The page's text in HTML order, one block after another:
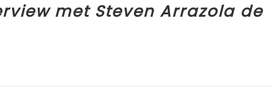
met Steven Arrazola de